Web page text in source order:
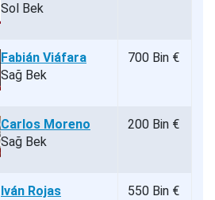
Sol Bek
Fabián Viáfara
Sağ Bek
700 Bin €
Carlos Moreno
Sağ Bek
200 Bin €
Iván Rojas
550 Bin €